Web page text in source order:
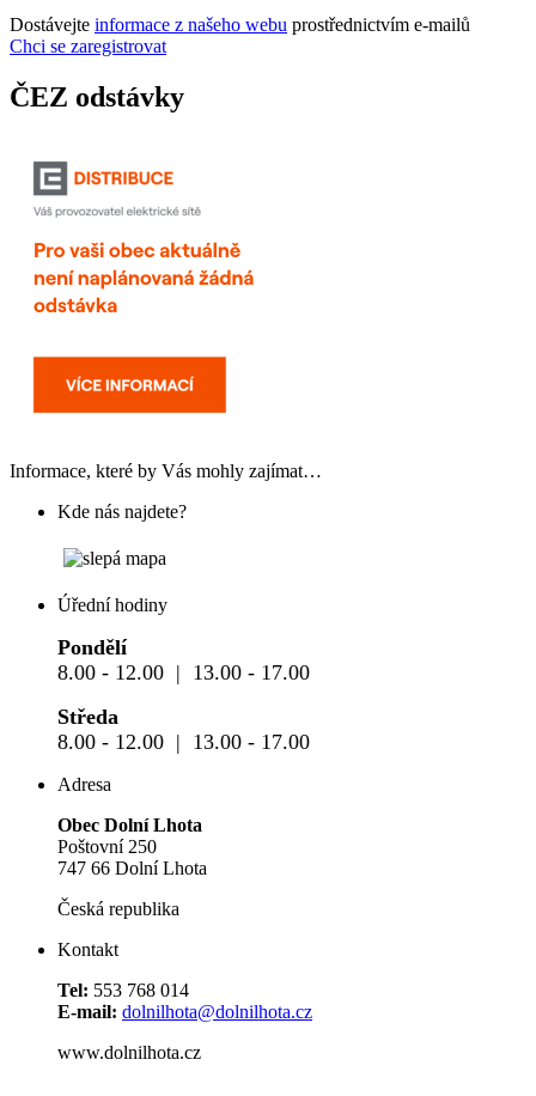
Dostávejte informace z našeho webu prostřednictvím e-mailů
Chci se zaregistrovat
ČEZ odstávky
Informace, které by Vás mohly zajímat…
Kde nás najdete?
Úřední hodiny
Pondělí
8.00 - 12.00 | 13.00 - 17.00
Středa
8.00 - 12.00 | 13.00 - 17.00
Adresa
Obec Dolní Lhota
Poštovní 250
747 66 Dolní Lhota
Česká republika
Kontakt
Tel: 553 768 014
E-mail: dolnilhota@dolnilhota.cz
www.dolnilhota.cz